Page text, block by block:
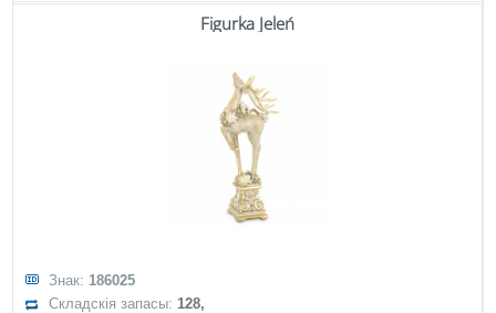
Figurka Jeleń
Знак: 186025
Складскія запасы:128,